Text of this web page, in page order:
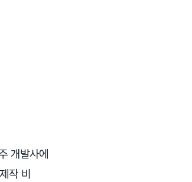
개발사에
작 비